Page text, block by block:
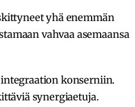
yhä enemmän
vahvaa asemaansa
konserniin.
synergiaetuja.